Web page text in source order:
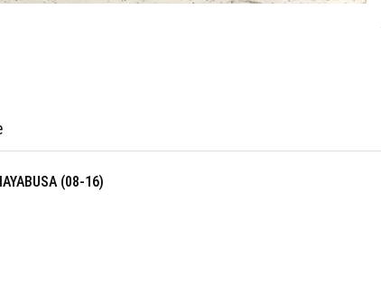
(08-16)